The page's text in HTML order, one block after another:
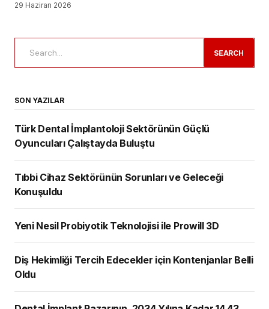
29 Haziran 2026
SEARCH
SON YAZILAR
Türk Dental İmplantoloji Sektörünün Güçlü
Oyuncuları Çalıştayda Buluştu
Tıbbi Cihaz Sektörünün Sorunları ve Geleceği
Konuşuldu
Yeni Nesil Probiyotik Teknolojisi ile Prowill 3D
Diş Hekimliği Tercih Edecekler için Kontenjanlar Belli
Oldu